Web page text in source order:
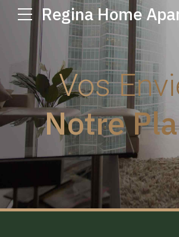
Regina Home
Vos
Notre